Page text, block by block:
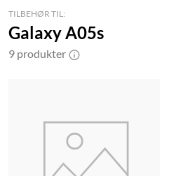
TILBEHØR TIL:
Galaxy A05s
9 produkter